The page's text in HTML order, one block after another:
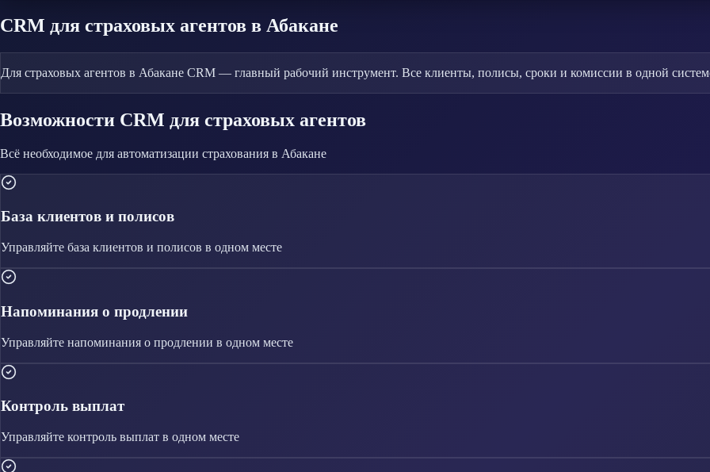
CRM для страховых агентов в Абакане
Для страховых агентов в Абакане CRM — главный рабочий инструмент. Все клиенты, полисы, сроки и комиссии в одной
Возможности CRM для страховых агентов
Всё необходимое для автоматизации страхования в Абакане
База клиентов и полисов
Управляйте база клиентов и полисов в одном месте
Напоминания о продлении
Управляйте напоминания о продлении в одном месте
Контроль выплат
Управляйте контроль выплат в одном месте